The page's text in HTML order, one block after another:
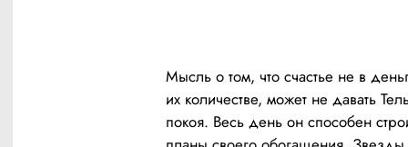
Мысль о том, что счастье не в
их количестве, может не давать
покоя. Весь день он способен